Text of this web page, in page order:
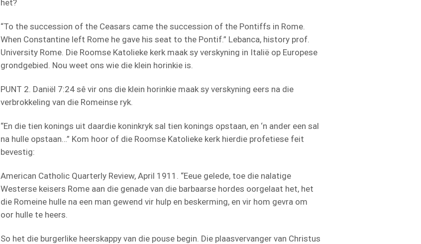
het?
“To the succession of the Ceasars came the succession of the Pontiffs in Rome.
When Constantine left Rome he gave his seat to the Pontif.” Lebanca, history prof.
University Rome. Die Roomse Katolieke kerk maak sy verskyning in Italië op Europese
grondgebied. Nou weet ons wie die klein horinkie is.
PUNT 2. Daniël 7:24 sê vir ons die klein horinkie maak sy verskyning eers na die
verbrokkeling van die Romeinse ryk.
“En die tien konings uit daardie koninkryk sal tien konings opstaan, en ‘n ander een sal
na hulle opstaan…” Kom hoor of die Roomse Katolieke kerk hierdie profetiese feit
bevestig:
American Catholic Quarterly Review, April 1911. “Eeue gelede, toe die nalatige
Westerse keisers Rome aan die genade van die barbaarse hordes oorgelaat het, het
die Romeine hulle na een man gewend vir hulp en beskerming, en vir hom gevra om
oor hulle te heers.
So het die burgerlike heerskappy van die pouse begin. Die plaasvervanger van Christus